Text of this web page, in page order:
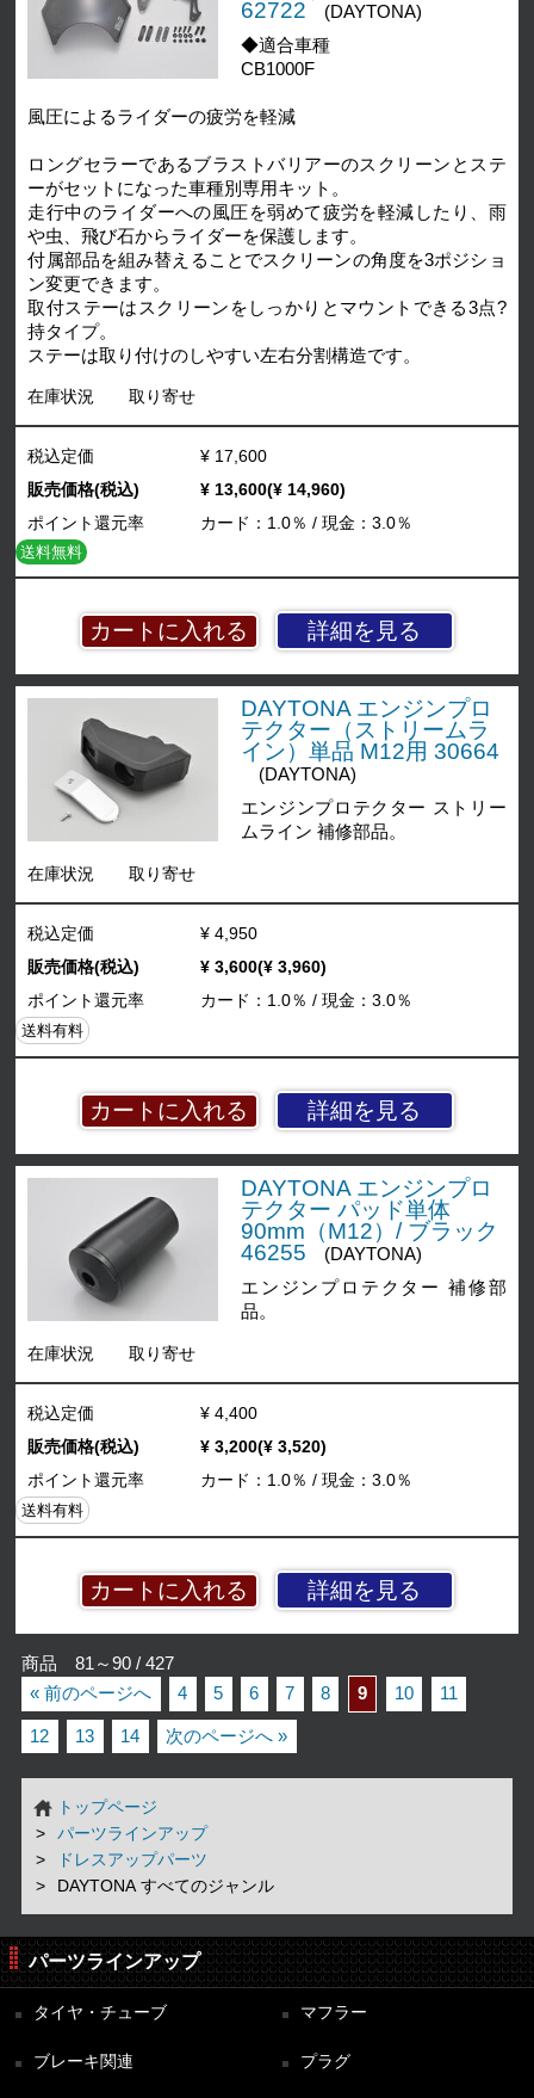
62722
(DAYTONA)
◆適合車種
CB1000F
風圧によるライダーの疲労を軽減
ロングセラーであるブラストバリアーのスクリーンとステ
ーがセットになった車種別専用キット。
走行中のライダーへの風圧を弱めて疲労を軽減したり、⾬
や⾍、⾶び⽯からライダーを保護します。
付属部品を組み替えることでスクリーンの角度を3ポジショ
ン変更できます。
取付ステーはスクリーンをしっかりとマウントできる3点?
持タイプ。
ステーは取り付けのしやすい左右分割構造です。
在庫状況 取り寄せ
詳細を見る
税込定価
¥ 17,600
販売価格(税込)
¥ 13,600(¥ 14,960)
ポイント還元率
カード：1.0％ / 現金：3.0％
送料無料
DAYTONA エンジンプロ
テクター（ストリームラ
イン）単品 M12用 30664
(DAYTONA)
エンジンプロテクター ストリー
ムライン 補修部品。
在庫状況 取り寄せ
詳細を見る
税込定価
¥ 4,950
販売価格(税込)
¥ 3,600(¥ 3,960)
ポイント還元率
カード：1.0％ / 現金：3.0％
送料有料
DAYTONA エンジンプロ
テクター パッド単体
90mm（M12）/ ブラック
46255
(DAYTONA)
エンジンプロテクター 補修部
品。
在庫状況 取り寄せ
詳細を見る
税込定価
¥ 4,400
販売価格(税込)
¥ 3,200(¥ 3,520)
ポイント還元率
カード：1.0％ / 現金：3.0％
送料有料
商品 81～90 / 427
« 前のページへ
4 5 6 7 8 9 10 11
12 13 14 次のページへ »
トップページ
パーツラインアップ
ドレスアップパーツ
DAYTONA すべてのジャンル
パーツラインアップ
タイヤ・チューブ マフラー
ブレーキ関連 プラグ